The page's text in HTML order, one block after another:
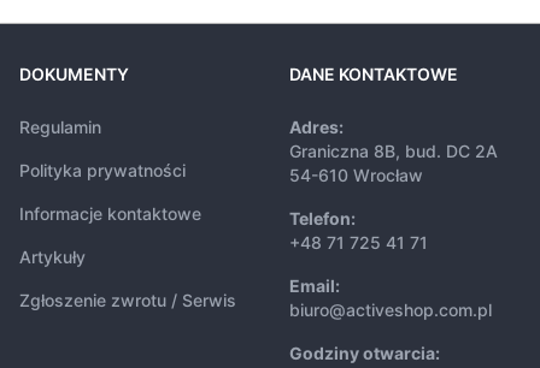
DOKUMENTY
Regulamin
Polityka prywatności
Informacje kontaktowe
Artykuły
Zgłoszenie zwrotu / Serwis
DANE KONTAKTOWE
Adres:
Graniczna 8B, bud. DC 2A
54-610 Wrocław
Telefon:
+48 71 725 41 71
Email:
biuro@activeshop.com.pl
Godziny otwarcia: